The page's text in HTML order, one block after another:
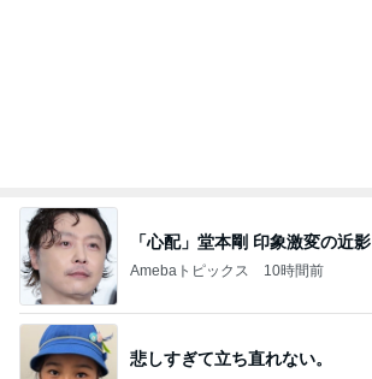
「心配」堂本剛 印象激変の近影
Amebaトピックス 10時間前
悲しすぎて立ち直れない。